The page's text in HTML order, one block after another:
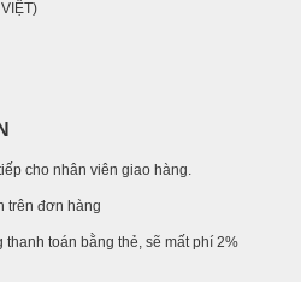
cho nhân viên giao hàng.
trên đơn hàng
toán bằng thẻ, sẽ mất phí 2%